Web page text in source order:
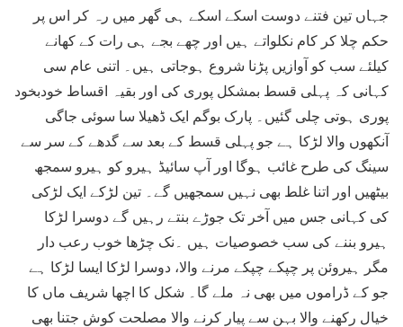
جہاں تین فتنے دوست اسکے اسکے ہی گھر میں رہ کر اس پر
حکم چلا کر کام نکلواتے ہیں اور چھے بجے ہی رات کے کھانے
کیلئے سب کو آوازیں پڑنا شروع ہوجاتی ہیں۔ اتنی عام سی
کہانی کہ پہلی قسط بمشکل پوری کی اور بقیہ اقساط خودبخود
پوری ہوتی چلی گئیں۔ پارک بوگم ایک ڈھیلا سا سوئی جاگی
آنکھوں والا لڑکا ہے جو پہلی قسط کے بعد سے گدھے کے سر سے
سینگ کی طرح غائب ہوگا اور آپ سائیڈ ہیرو کو ہیرو سمجھ
بیٹھیں اور اتنا غلط بھی نہیں سمجھیں گے۔ تین لڑکے ایک لڑکی
کی کہانی جس میں آخر تک جوڑے بنتے رہیں گے دوسرا لڑکا
ہیرو بننے کی سب خصوصیات ہیں ۔نک چڑھا خوب رعب دار
مگر ہیروئن پر چپکے چپکے مرنے والا، دوسرا لڑکا ایسا لڑکا ہے
جو کے ڈراموں میں بھی نہ ملے گا۔ شکل کا اچھا شریف ماں کا
خیال رکھنے والا بہن سے پیار کرنے والا مصلحت کوش جتنا بھی